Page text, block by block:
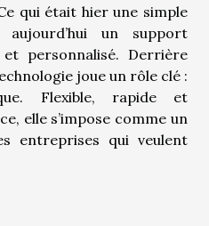
qui était hier une simple
un support
personnalisé. Derrière
joue un rôle clé :
Flexible, rapide et
elle s’impose comme un
entreprises qui veulent